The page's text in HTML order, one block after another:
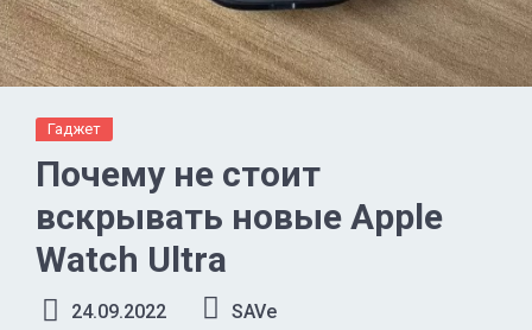
Гаджет
Почему не стоит
вскрывать новые Apple
Watch Ultra
24.09.2022 SAVe